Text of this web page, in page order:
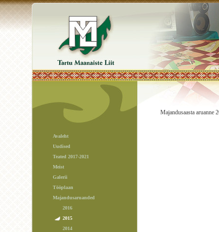
Avaleht
Uudised
Teated 2017-2021
Meist
Galerii
Tööplaan
Majandusaruanded
2016
2015
2014
Majandusaasta aruanne